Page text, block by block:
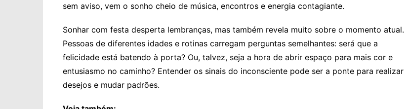
sem aviso, vem o sonho cheio de música, encontros e energia contagiante.
Sonhar com festa desperta lembranças, mas também revela muito sobre o momento atual.
Pessoas de diferentes idades e rotinas carregam perguntas semelhantes: será que a
felicidade está batendo à porta? Ou, talvez, seja a hora de abrir espaço para mais cor e
entusiasmo no caminho? Entender os sinais do inconsciente pode ser a ponte para realizar
desejos e mudar padrões.